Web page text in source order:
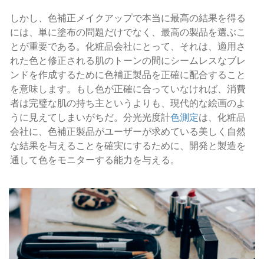
しかし、色補正メイクアップで本当に最高の結果を得る
には、単に塗布の問題だけでなく、最高の製品を選ぶこ
とが重要である。化粧品会社にとって、それは、適用さ
れた色と修正される肌のトーンの間にシームレスなブレ
ンドを作成するために色補正製品を正確に配合すること
を意味します。もし色が正確に合っていなければ、消費
者は完璧な肌の持ち主というよりも、現代的な絵画のよ
うに見えてしまいがちだ。分光光度計色測定は、化粧品
会社に、色補正製品がユーザーが求めている美しく自然
な結果を与えることを確実にするために、開発と製造を
通して色をモニターする能力を与える。